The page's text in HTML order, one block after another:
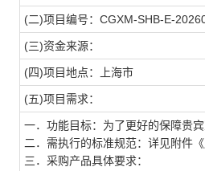
(二)项目编号：CGXM-SHB-E-
(三)资金来源：
(四)项目地点：上海市
(五)项目需求：
一．功能目标：为了更好的保障贵
二．需执行的标准规范：详见附件《
三．采购产品具体要求：